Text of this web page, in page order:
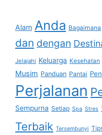
Alam Anda Bagaimana
dan dengan
Jelajahi Keluarga Kesehatan
Musim Panduan Pantai
Perjalanan
Sempurna Setiap Spa Stres
Terbaik Tersembunyi